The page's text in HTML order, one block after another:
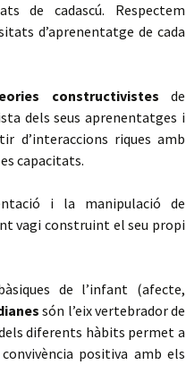
de cadascú. Respectem
d’aprenentatge de cada
constructivistes de
dels seus aprenentatges i
d’interaccions riques amb
capacitats.
i la manipulació de
vagi construint el seu propi
de l’infant (afecte,
són l’eix vertebrador de
diferents hàbits permet a
positiva amb els